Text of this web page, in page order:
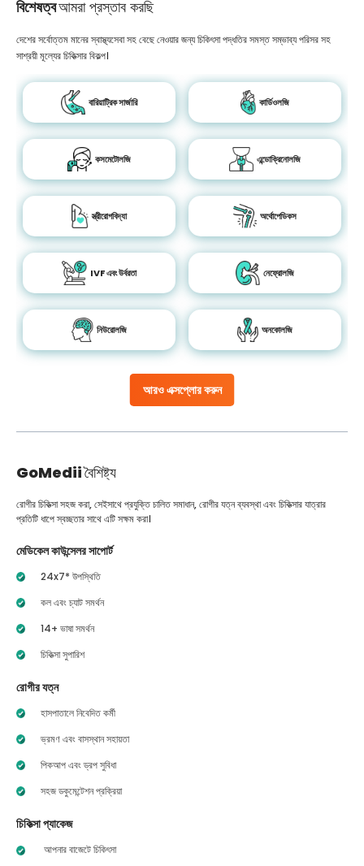
বিশেষত্বআমরা প্রস্তাব করছি
আরও এক্সপ্লোর করুন
দেশের সর্বোত্তম মানের স্বাস্থ্যসেবা সহ বেছে নেওয়ার জন্য চিকিৎসা পদ্ধতির সমস্ত সম্ভাব্য পরিসর সহ
সাশ্রয়ী মূল্যের চিকিত্সার বিকল্প।
বারিয়াট্রিক সার্জারি কার্ডিওলজি
কসমেটোলজি এন্ডোক্রিনোলজি
স্ত্রীরোগবিদ্যা অর্থোপেডিকস
IVF এবং উর্বরতা নেফ্রোলজি
নিউরোলজি অনকোলজি
GoMediiবৈশিষ্ট্য
রোগীর চিকিত্সা সহজ করা, সেইসাথে প্রযুক্তি চালিত সমাধান, রোগীর যত্ন ব্যবস্থা এবং চিকিত্সার যাত্রার
প্রতিটি ধাপে স্বচ্ছতার সাথে এটি সক্ষম করা।
মেডিকেল কাউন্সেলর সাপোর্ট
24x7* উপস্থিতি
কল এবং চ্যাট সমর্থন
14+ ভাষা সমর্থন
চিকিত্সা সুপারিশ
রোগীর যত্ন
হাসপাতালে নিবেদিত কর্মী
ভ্রমণ এবং বাসস্থান সহায়তা
পিকআপ এবং ড্রপ সুবিধা
সহজ ডকুমেন্টেশন প্রক্রিয়া
চিকিত্সা প্যাকেজ
আপনার বাজেটে চিকিৎসা